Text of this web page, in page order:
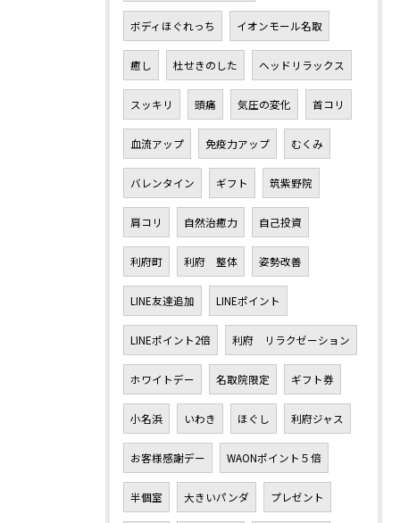
ボディほぐれっち イオンモール名取
癒し 杜せきのした ヘッドリラックス
スッキリ 頭痛 気圧の変化 首コリ
血流アップ 免疫力アップ むくみ
バレンタイン ギフト 筑紫野院
肩コリ 自然治癒力 自己投資
利府町 利府 整体 姿勢改善
LINE友達追加 LINEポイント
LINEポイント2倍 利府 リラクゼーション
ホワイトデー 名取院限定 ギフト券
小名浜 いわき ほぐし 利府ジャス
お客様感謝デー WAONポイント５倍
半個室 大きいパンダ プレゼント